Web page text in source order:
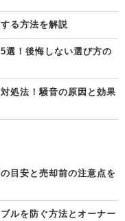
る方法を解説
選！後悔しない選び方の
処法！騒音の原因と効果
目安と売却前の注意点を
ルを防ぐ方法とオーナー